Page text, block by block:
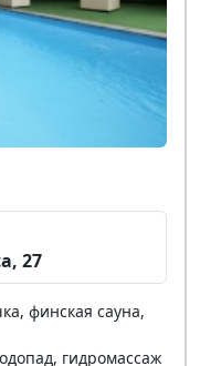
27
финская сауна,
гидромассаж